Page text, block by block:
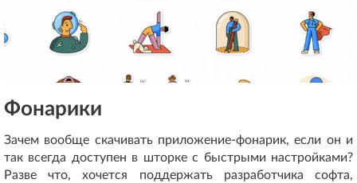
Фонарики
Зачем вообще скачивать приложение-фонарик, если он и
так всегда доступен в шторке с быстрыми настройками?
Разве что, хочется поддержать разработчика софта,